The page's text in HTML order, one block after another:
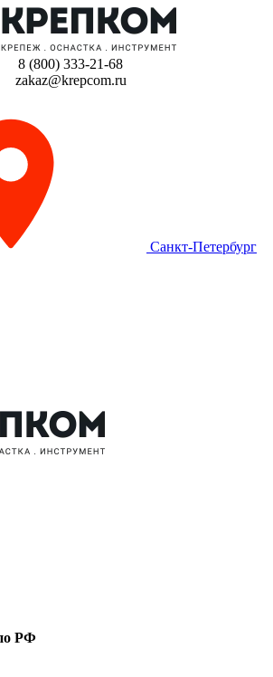
8 (800) 333-21-68
zakaz@krepcom.ru
Санкт-Петербург
РФ